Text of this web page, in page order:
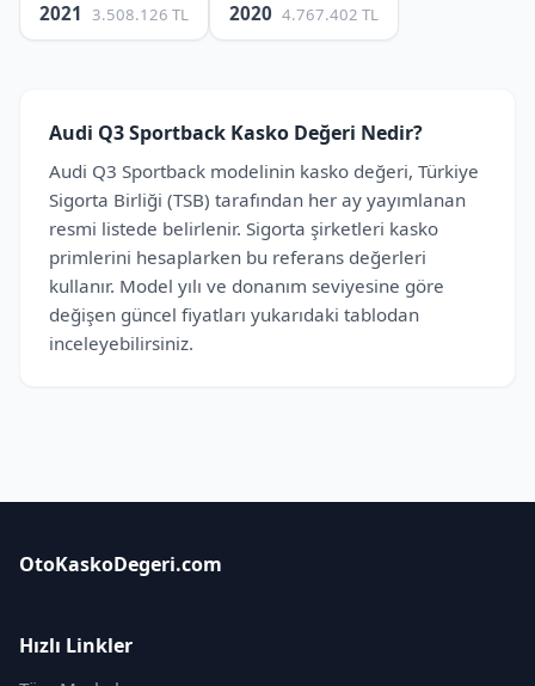
2021 3.508.126 TL 2020 4.767.402 TL
Audi Q3 Sportback Kasko Değeri Nedir?
Audi Q3 Sportback modelinin kasko değeri, Türkiye
Sigorta Birliği (TSB) tarafından her ay yayımlanan
resmi listede belirlenir. Sigorta şirketleri kasko
primlerini hesaplarken bu referans değerleri
kullanır. Model yılı ve donanım seviyesine göre
değişen güncel fiyatları yukarıdaki tablodan
inceleyebilirsiniz.
OtoKaskoDegeri.com
Hızlı Linkler